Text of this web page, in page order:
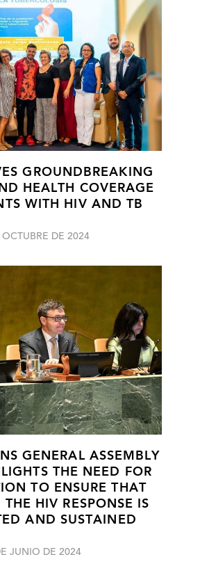
GROUNDBREAKING
HEALTH COVERAGE
WITH HIV AND TB
DE 2024
GENERAL ASSEMBLY
THE NEED FOR
TO ENSURE THAT
THE HIV RESPONSE IS
AND SUSTAINED
JUNIO DE 2024